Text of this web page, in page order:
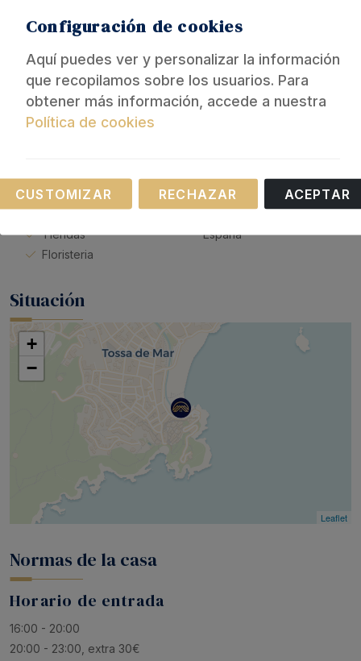
Detector humo
Lavadora
LEER MÁS
Reservas de larga duración
aceptadas
Tiendas
Floristeria
Discoteca
Estandares de limpieza de
España
Situación
+
−
Leaflet
Normas de la casa
Horario de entrada
16:00 - 20:00
20:00 - 23:00, extra 30€
Configuración de cookies
Aquí puedes ver y personalizar la información
que recopilamos sobre los usuarios. Para
obtener más información, accede a nuestra
Política de cookies
Necesarias
Estas cookies son necesarias para el
CUSTOMIZAR RECHAZAR ACEPTAR